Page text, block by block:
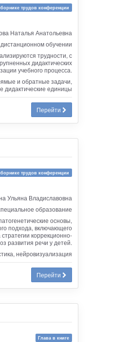
трудов конференции
Наталья Анатольевна
обучении
трудности, с
дидактических
учебного процесса.
и обратные задачи,
дидактические единицы
Перейти
трудов конференции
Ульяна Владиславовна
образование
основы,
подхода, включающего
коррекционно-
развития речи у детей.
нейровизуализация
Перейти
Глава в книге